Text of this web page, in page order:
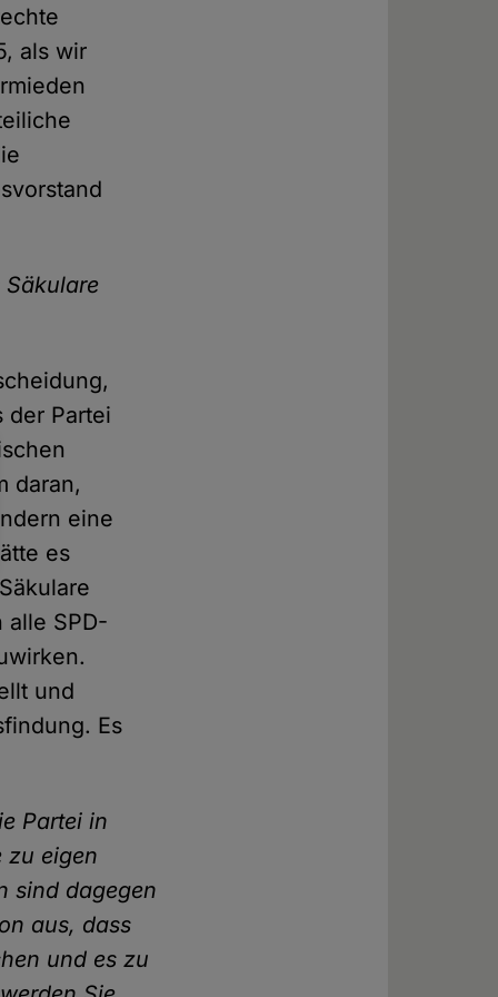
als wir
der Partei
daran,
eine
es
alle SPD-
und
Es
Partei in
zu eigen
sind dagegen
aus, dass
und es zu